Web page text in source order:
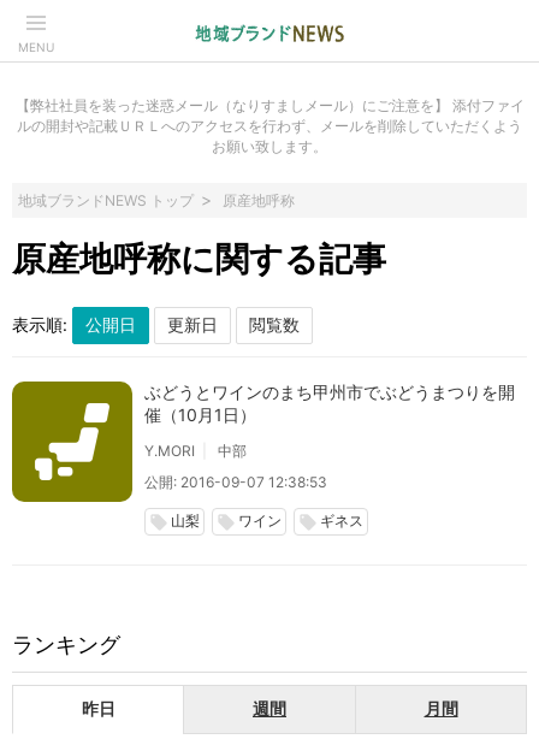
MENU
【弊社社員を装った迷惑メール（なりすましメール）にご注意を】 添付ファイ
ルの開封や記載ＵＲＬへのアクセスを行わず、メールを削除していただくよう
お願い致します。
地域ブランドNEWS トップ 原産地呼称
原産地呼称に関する記事
表示順:
ぶどうとワインのまち甲州市でぶどうまつりを開
催（10月1日）
Y.MORI
中部
公開: 2016-09-07 12:38:53
local_offer 山梨 local_offer ワイン local_offer ギネス
ランキング
昨日 週間 月間